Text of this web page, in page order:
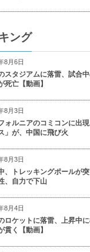
ング
8月6日
スタジアムに落雷、試合
死亡【動画】
8月3日
ォルニアのコミコンに出
」が、中国に飛び火
8月3日
、トレッキングポールが
、自力で下山
8月4日
ロケットに落雷、上昇中
貫く【動画】